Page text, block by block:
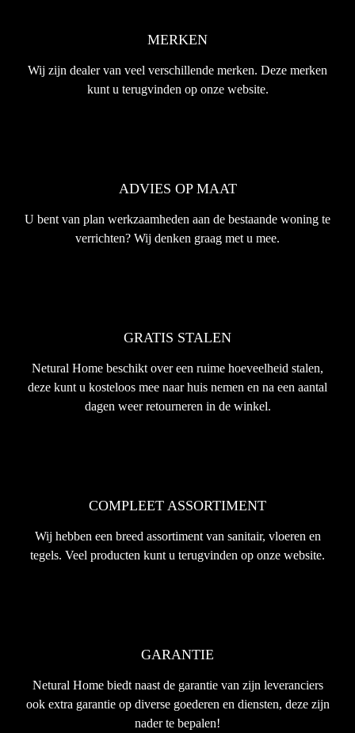
MERKEN
Wij zijn dealer van veel verschillende merken. Deze merken
kunt u terugvinden op onze website.
ADVIES OP MAAT
U bent van plan werkzaamheden aan de bestaande woning te
verrichten? Wij denken graag met u mee.
GRATIS STALEN
Netural Home beschikt over een ruime hoeveelheid stalen,
deze kunt u kosteloos mee naar huis nemen en na een aantal
dagen weer retourneren in de winkel.
COMPLEET ASSORTIMENT
Wij hebben een breed assortiment van sanitair, vloeren en
tegels. Veel producten kunt u terugvinden op onze website.
GARANTIE
Netural Home biedt naast de garantie van zijn leveranciers
ook extra garantie op diverse goederen en diensten, deze zijn
nader te bepalen!